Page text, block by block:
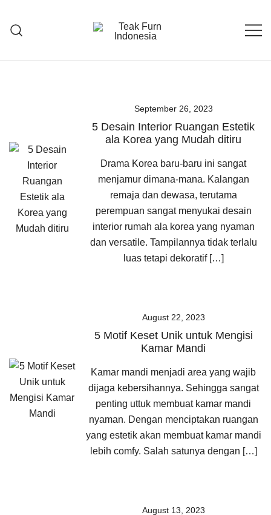
September 26, 2023
5 Desain Interior Ruangan Estetik
ala Korea yang Mudah ditiru
Drama Korea baru-baru ini sangat
menjamur dimana-mana. Kalangan
remaja dan dewasa, terutama
perempuan sangat menyukai desain
interior rumah ala korea yang nyaman
dan versatile. Tampilannya tidak terlalu
luas tetapi dekoratif […]
August 22, 2023
5 Motif Keset Unik untuk Mengisi
Kamar Mandi
Kamar mandi menjadi area yang wajib
dijaga kebersihannya. Sehingga sangat
penting uttuk membuat kamar mandi
nyaman. Dengan menciptakan ruangan
yang estetik akan membuat kamar mandi
lebih comfy. Salah satunya dengan […]
August 13, 2023